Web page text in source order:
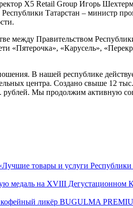
X5 Retail Group Игорь
Татарстан – министр
между Правительством
«Карусель»,
В нашей республике
центра. Создано свыше 12
Мы продолжим активную
товары и услуги Республики
медаль на XVIII Дегустационном
ликёр BUGULMA